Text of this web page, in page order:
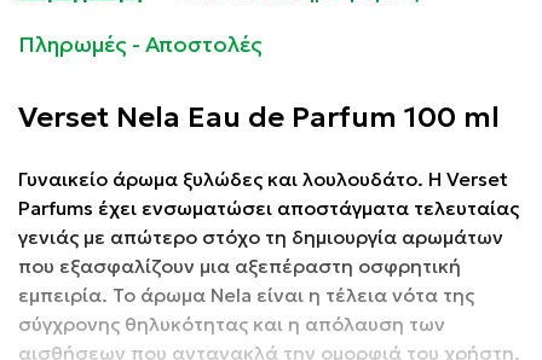
Πληρωμές - Αποστολές
Verset Nela Eau de Parfum 100 ml
Γυναικείο άρωμα ξυλώδες και λουλουδάτο. Η Verset
Parfums έχει ενσωματώσει αποστάγματα τελευταίας
γενιάς με απώτερο στόχο τη δημιουργία αρωμάτων
που εξασφαλίζουν μια αξεπέραστη οσφρητική
εμπειρία. Το άρωμα Nela είναι η τέλεια νότα της
σύγχρονης θηλυκότητας και η απόλαυση των
αισθήσεων που αντανακλά την ομορφιά του χρήστη.